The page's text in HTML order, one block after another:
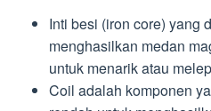
Inti besi (iron core) yang
menghasilkan medan
untuk menarik atau
Coil adalah komponen